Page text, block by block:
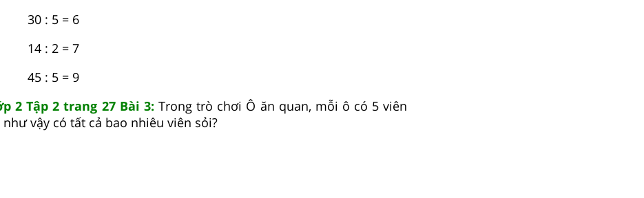
30 : 5 = 6
14 : 2 = 7
45 : 5 = 9
2 Tập 2 trang 27 Bài 3: Trong trò chơi Ô ăn quan, mỗi ô có 5 viên
vậy có tất cả bao nhiêu viên sỏi?